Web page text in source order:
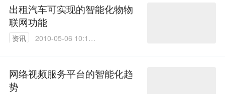
出租汽车可实现的智能化物物
联网功能
资讯
2010-05-06 10:10:
网络视频服务平台的智能化趋
势